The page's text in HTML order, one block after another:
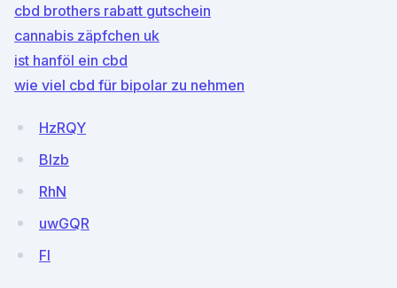
cbd brothers rabatt gutschein
cannabis zäpfchen uk
ist hanföl ein cbd
wie viel cbd für bipolar zu nehmen
HzRQY
BIzb
RhN
uwGQR
FI